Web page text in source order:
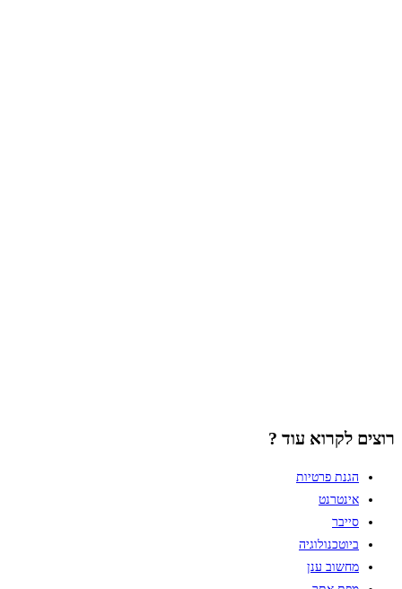
רוצים לקרוא עוד ?
הגנת פרטיות
אינטרנט
סייבר
ביוטכנולוגיה
מחשוב ענן